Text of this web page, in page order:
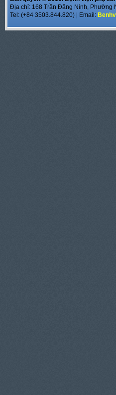
Địa chỉ: 168 Trần Đăng Ninh, Phường
Tel: (+84 3503.844.820) | Email: